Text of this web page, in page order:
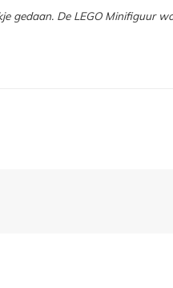
gedaan. De LEGO Minifiguur